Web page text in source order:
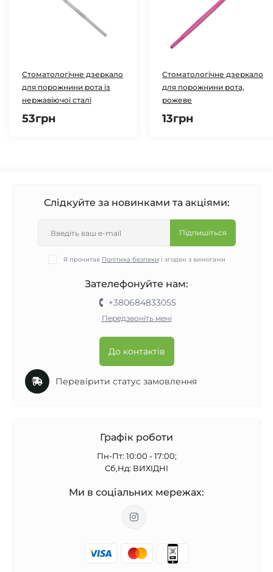
Стоматологічне дзеркало
для порожнини рота із
нержавіючої сталі
53грн
Стоматологічне дзеркало
для порожнини рота,
рожеве
13грн
Слідкуйте за новинками та акціями:
Підпишіться
Я прочитав Політика безпеки і згоден з вимогами
Зателефонуйте нам:
+380684833055
Передзвоніть мені
До контактів
Перевірити статус замовлення
Графік роботи
Пн-Пт: 10:00 - 17:00;
Сб,Нд: ВИХІДНІ
Ми в соціальних мережах: